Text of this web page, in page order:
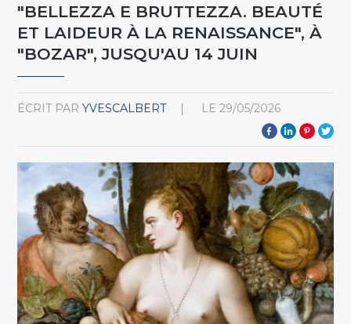
"BELLEZZA E BRUTTEZZA. BEAUTÉ
ET LAIDEUR À LA RENAISSANCE", À
"BOZAR", JUSQU'AU 14 JUIN
ÉCRIT PAR YVESCALBERT LE 29/05/2026